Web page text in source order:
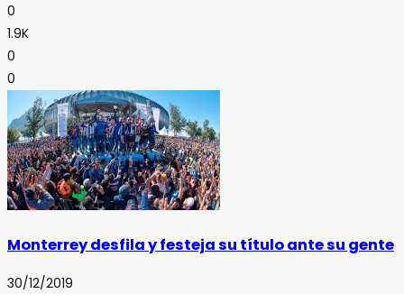
0
1.9K
0
0
Monterrey desfila y festeja su título ante su gente
30/12/2019